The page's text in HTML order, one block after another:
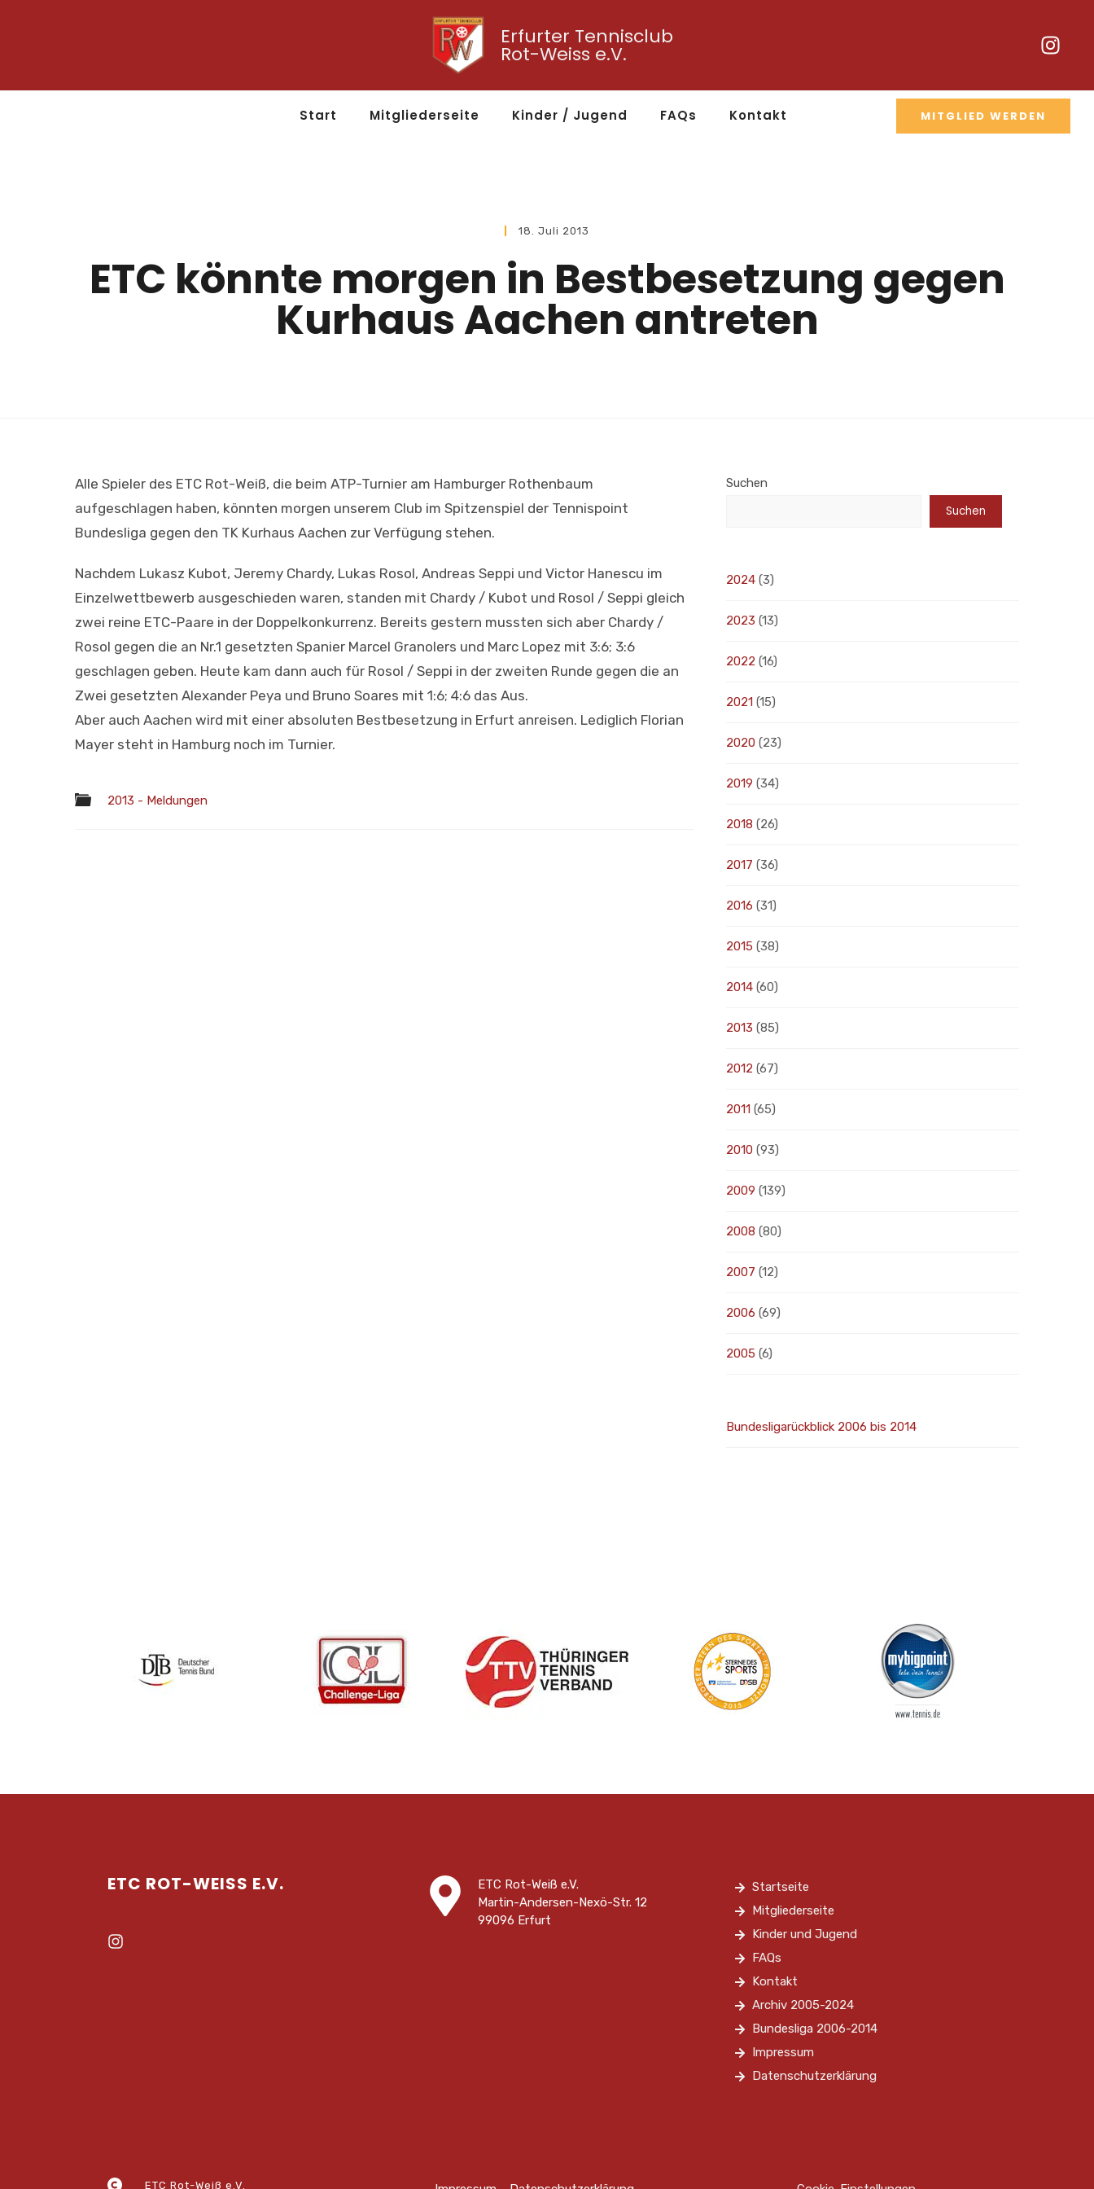
Erfurter Tennisclub
Rot-Weiss e.V.
Start Mitgliederseite Kinder / Jugend FAQs Kontakt MITGLIED WERDEN
18. Juli 2013
ETC könnte morgen in Bestbesetzung gegen
Kurhaus Aachen antreten
Alle Spieler des ETC Rot-Weiß, die beim ATP-Turnier am Hamburger Rothenbaum
aufgeschlagen haben, könnten morgen unserem Club im Spitzenspiel der Tennispoint
Bundesliga gegen den TK Kurhaus Aachen zur Verfügung stehen.
Nachdem Lukasz Kubot, Jeremy Chardy, Lukas Rosol, Andreas Seppi und Victor Hanescu im
Einzelwettbewerb ausgeschieden waren, standen mit Chardy / Kubot und Rosol / Seppi gleich
zwei reine ETC-Paare in der Doppelkonkurrenz. Bereits gestern mussten sich aber Chardy /
Rosol gegen die an Nr.1 gesetzten Spanier Marcel Granolers und Marc Lopez mit 3:6; 3:6
geschlagen geben. Heute kam dann auch für Rosol / Seppi in der zweiten Runde gegen die an
Zwei gesetzten Alexander Peya und Bruno Soares mit 1:6; 4:6 das Aus.
Aber auch Aachen wird mit einer absoluten Bestbesetzung in Erfurt anreisen. Lediglich Florian
Mayer steht in Hamburg noch im Turnier.
2013 - Meldungen
Suchen
Suchen
2024(3)
2023 (13)
2022 (16)
2021(15)
2020(23)
2019 (34)
2018 (26)
2017 (36)
2016 (31)
2015 (38)
2014(60)
2013 (85)
2012 (67)
2011(65)
2010(93)
2009 (139)
2008 (80)
2007 (12)
2006 (69)
2005 (6)
Bundesligarückblick 2006 bis 2014
ETC ROT-WEISS E.V.
ETC Rot-Weiß e.V.
Martin-Andersen-Nexö-Str. 12
99096 Erfurt
Startseite
Mitgliederseite
Kinder und Jugend
FAQs
Kontakt
Archiv 2005-2024
Bundesliga 2006-2014
Impressum
Datenschutzerklärung
ETC Rot-Weiß e.V.